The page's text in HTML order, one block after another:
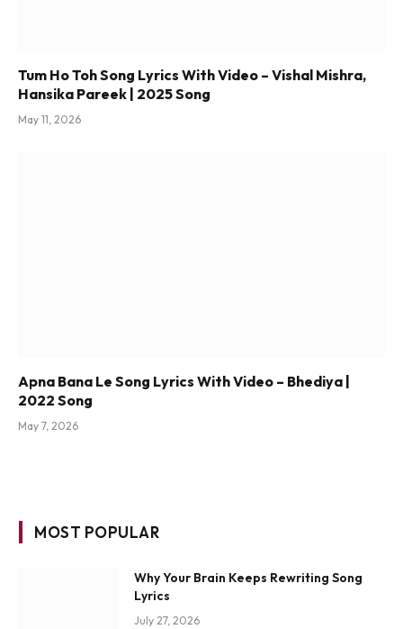
Tum Ho Toh Song Lyrics With Video – Vishal Mishra,
Hansika Pareek | 2025 Song
May 11, 2026
Apna Bana Le Song Lyrics With Video – Bhediya |
2022 Song
May 7, 2026
MOST POPULAR
Why Your Brain Keeps Rewriting Song
Lyrics
July 27, 2026